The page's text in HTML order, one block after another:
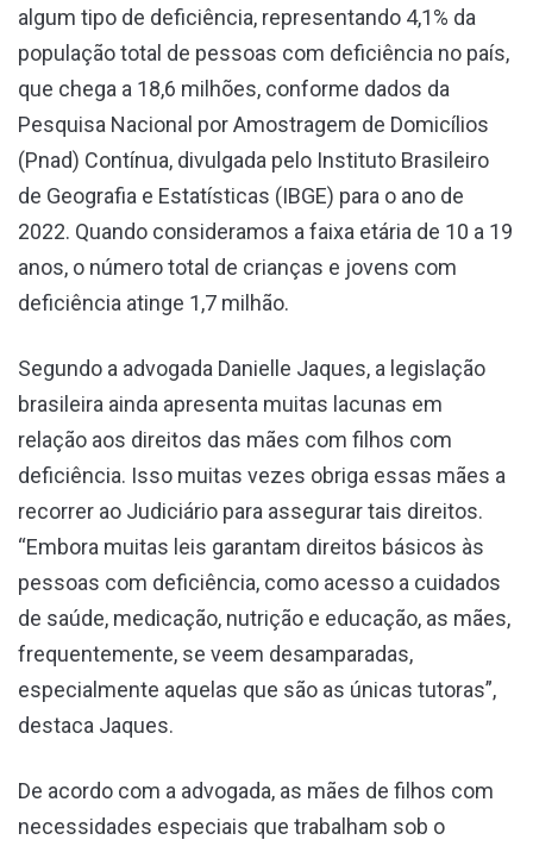
algum tipo de deficiência, representando 4,1% da
população total de pessoas com deficiência no país,
que chega a 18,6 milhões, conforme dados da
Pesquisa Nacional por Amostragem de Domicílios
(Pnad) Contínua, divulgada pelo Instituto Brasileiro
de Geografia e Estatísticas (IBGE) para o ano de
2022. Quando consideramos a faixa etária de 10 a 19
anos, o número total de crianças e jovens com
deficiência atinge 1,7 milhão.
Segundo a advogada Danielle Jaques, a legislação
brasileira ainda apresenta muitas lacunas em
relação aos direitos das mães com filhos com
deficiência. Isso muitas vezes obriga essas mães a
recorrer ao Judiciário para assegurar tais direitos.
“Embora muitas leis garantam direitos básicos às
pessoas com deficiência, como acesso a cuidados
de saúde, medicação, nutrição e educação, as mães,
frequentemente, se veem desamparadas,
especialmente aquelas que são as únicas tutoras”,
destaca Jaques.
De acordo com a advogada, as mães de filhos com
necessidades especiais que trabalham sob o